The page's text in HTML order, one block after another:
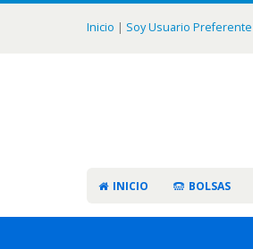
Inicio | Soy Usuario Preferente
INICIO BOLSAS